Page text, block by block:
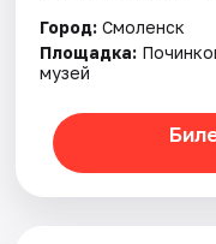
Город: Смоленск
Площадка:
музей